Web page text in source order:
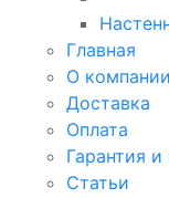
Главная
О компании
Доставка
Оплата
Гарантия и
Статьи